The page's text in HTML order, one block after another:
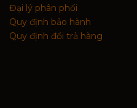
Đại lý phân phối
Quy định bảo hành
Quy định đổi trả hàng